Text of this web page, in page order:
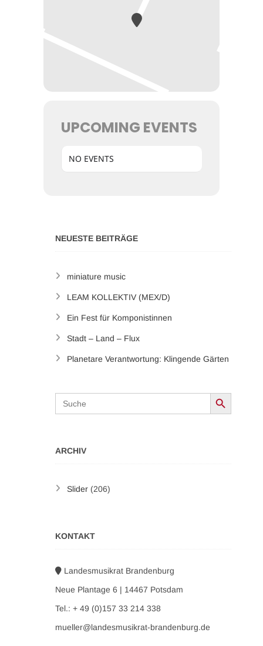
UPCOMING EVENTS
NO EVENTS
NEUESTE BEITRÄGE
miniature music
LEAM KOLLEKTIV (MEX/D)
Ein Fest für Komponistinnen
Stadt – Land – Flux
Planetare Verantwortung: Klingende Gärten
Search
for:
Search Button
ARCHIV
Slider (206)
KONTAKT
Landesmusikrat Brandenburg
Neue Plantage 6 | 14467 Potsdam
Tel.: + 49 (0)157 33 214 338
mueller@landesmusikrat-brandenburg.de